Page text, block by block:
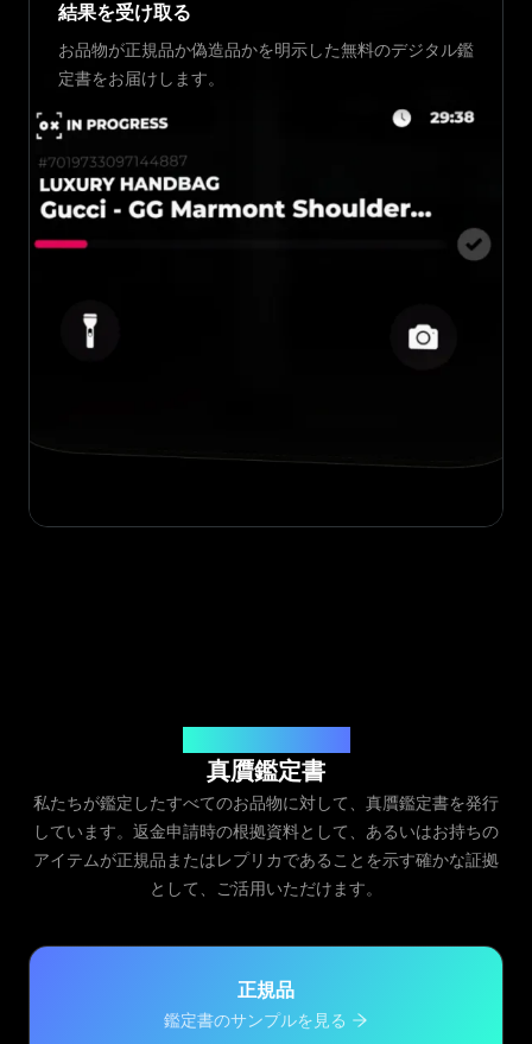
結果を受け取る
お品物が正規品か偽造品かを明示した無料のデジタル鑑
定書をお届けします。
真贋鑑定書
私たちが鑑定したすべてのお品物に対して、真贋鑑定書を発行
しています。返金申請時の根拠資料として、あるいはお持ちの
アイテムが正規品またはレプリカであることを示す確かな証拠
として、ご活用いただけます。
正規品
鑑定書のサンプルを見る